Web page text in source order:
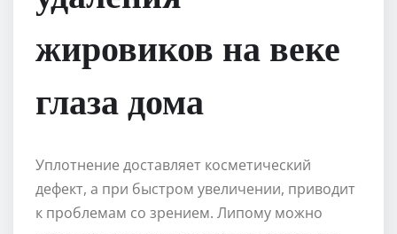
жировиков на веке
глаза дома
Уплотнение доставляет косметический
дефект, а при быстром увеличении, приводит
к проблемам со зрением. Липому можно